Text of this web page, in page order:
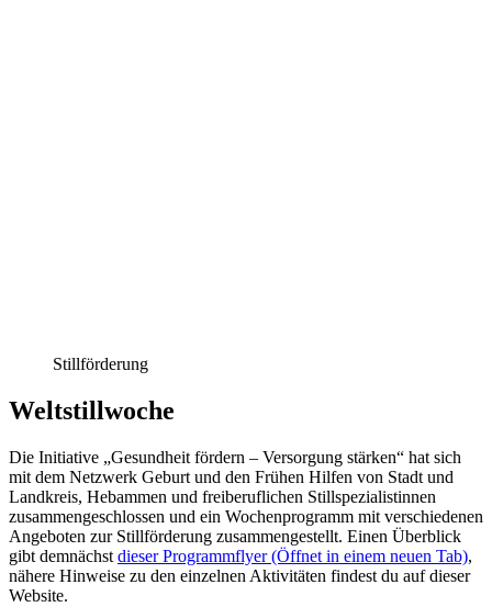
Stillförderung
Weltstillwoche
Die Initiative „Gesundheit fördern – Versorgung stärken“ hat sich
mit dem Netzwerk Geburt und den Frühen Hilfen von Stadt und
Landkreis, Hebammen und freiberuflichen Stillspezialistinnen
zusammengeschlossen und ein Wochenprogramm mit verschiedenen
Angeboten zur Stillförderung zusammengestellt. Einen Überblick
gibt demnächst dieser Programmflyer(Öffnet in einem neuen Tab),
nähere Hinweise zu den einzelnen Aktivitäten findest du auf dieser
Website.